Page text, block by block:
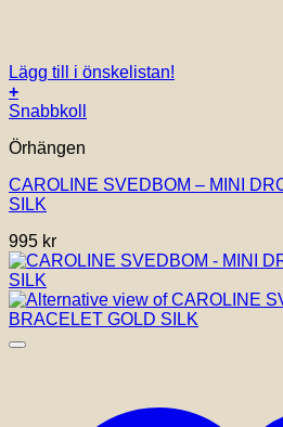
Lägg till i önskelistan!
+
Snabbkoll
Örhängen
CAROLINE SVEDBOM – MINI
SILK
995 kr